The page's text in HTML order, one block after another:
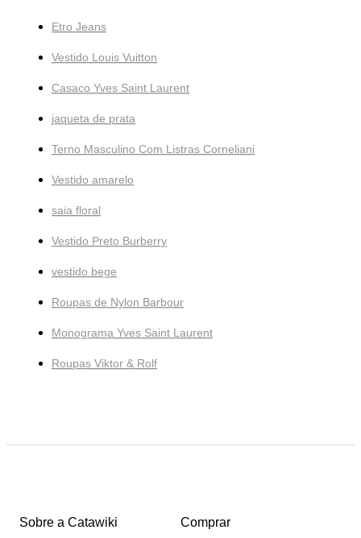
Etro Jeans
Vestido Louis Vuitton
Casaco Yves Saint Laurent
jaqueta de prata
Terno Masculino Com Listras Corneliani
Vestido amarelo
saia floral
Vestido Preto Burberry
vestido bege
Roupas de Nylon Barbour
Monograma Yves Saint Laurent
Roupas Viktor & Rolf
Sobre a Catawiki Comprar